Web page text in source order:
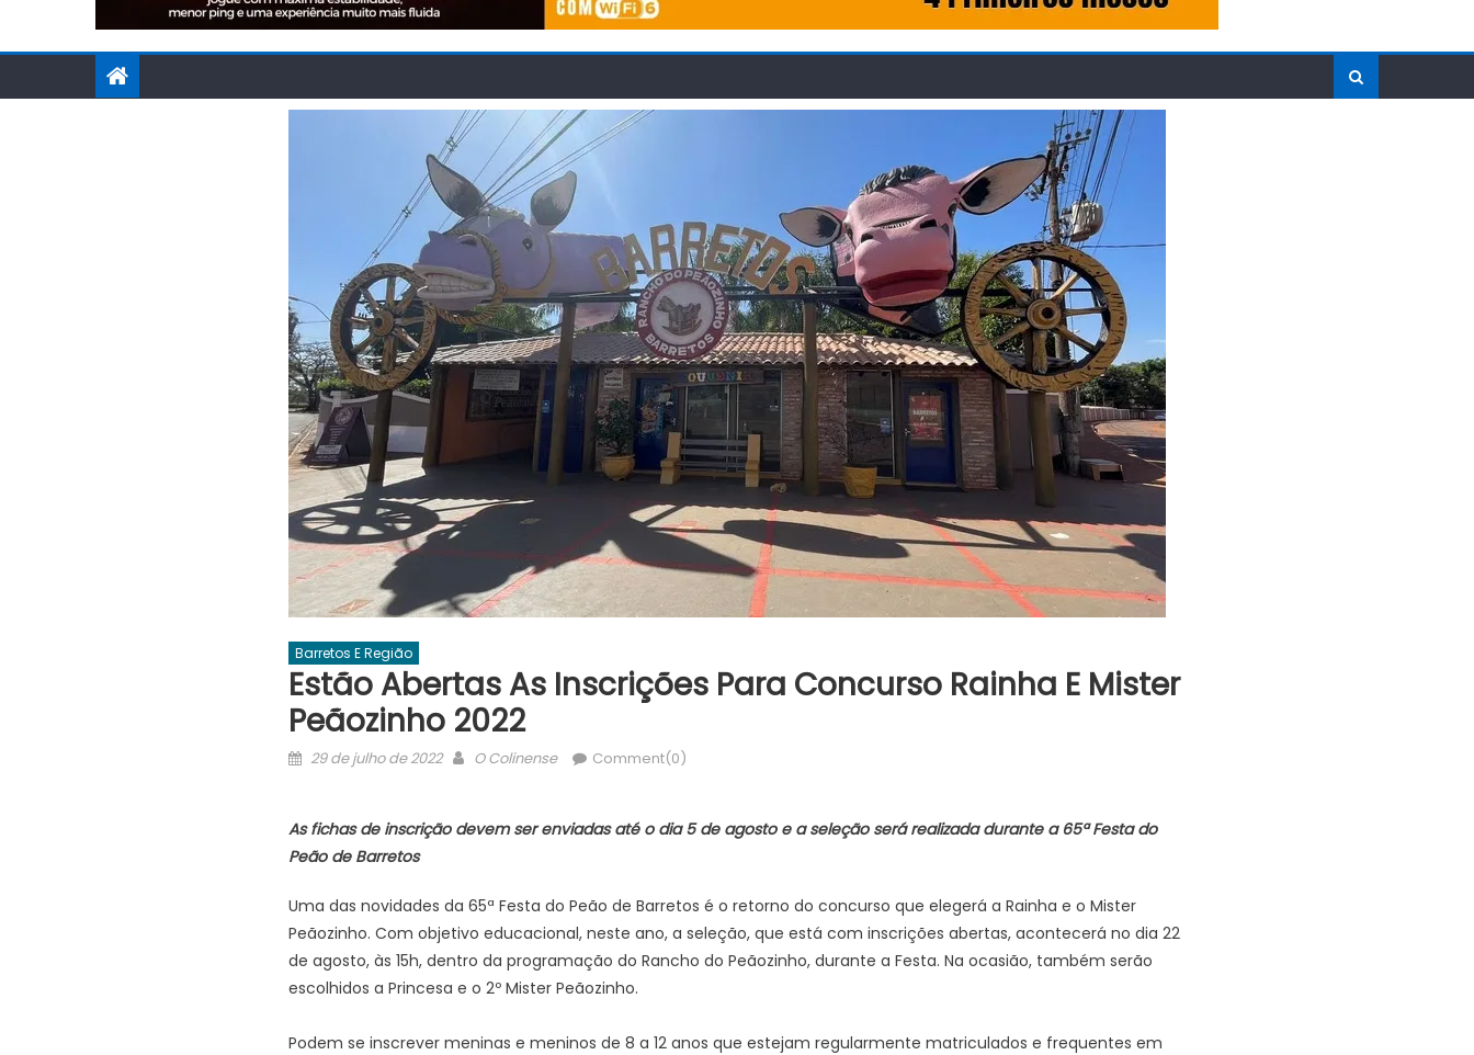
Barretos E Região
Estão Abertas As Inscrições Para Concurso Rainha E Mister
Peãozinho 2022
Posted
29 de julho de 2022 Author
O Colinense Comment(0)
As fichas de inscrição devem ser enviadas até o dia 5 de agosto e a seleção será realizada durante a 65ª Festa do
Peão de Barretos
Uma das novidades da 65ª Festa do Peão de Barretos é o retorno do concurso que elegerá a Rainha e o Mister
Peãozinho. Com objetivo educacional, neste ano, a seleção, que está com inscrições abertas, acontecerá no dia 22
de agosto, às 15h, dentro da programação do Rancho do Peãozinho, durante a Festa. Na ocasião, também serão
escolhidos a Princesa e o 2º Mister Peãozinho.
Podem se inscrever meninas e meninos de 8 a 12 anos que estejam regularmente matriculados e frequentes em